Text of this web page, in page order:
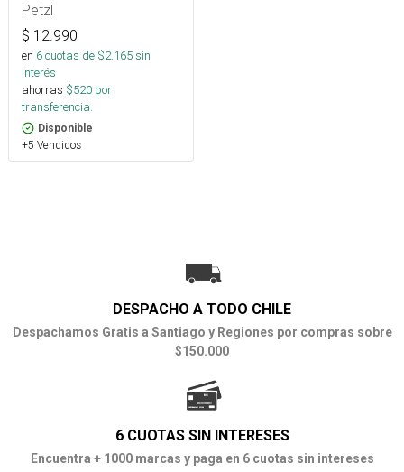
Petzl
$ 12.990
en 6cuotas de $2.165sin
interés
ahorras $520 por
transferencia.
Disponible
+5 Vendidos
DESPACHO A TODO CHILE
Despachamos Gratis a Santiago y Regiones por compras sobre
$150.000
6 CUOTAS SIN INTERESES
Encuentra + 1000 marcas y paga en 6 cuotas sin intereses